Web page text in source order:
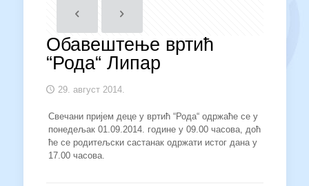
Обавештење вртић
“Рода“ Липар
29. август 2014.
Свечани пријем деце у вртић “Рода“ одржаће се у
понедељак 01.09.2014. године у 09.00 часова, доћ
ће се родитељски састанак одржати истог дана у
17.00 часова.